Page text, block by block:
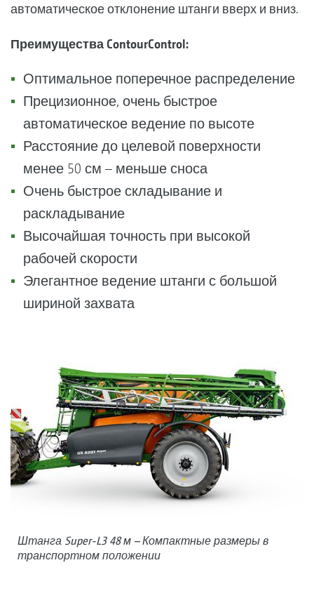
автоматическое отклонение штанги вверх и вниз.
Преимущества ContourControl:
Оптимальное поперечное распределение
Прецизионное, очень быстрое
автоматическое ведение по высоте
Расстояние до целевой поверхности
менее 50 см – меньше сноса
Очень быстрое складывание и
раскладывание
Высочайшая точность при высокой
рабочей скорости
Элегантное ведение штанги с большой
шириной захвата
Штанга Super-L3 48 м – Компактные размеры в
транспортном положении